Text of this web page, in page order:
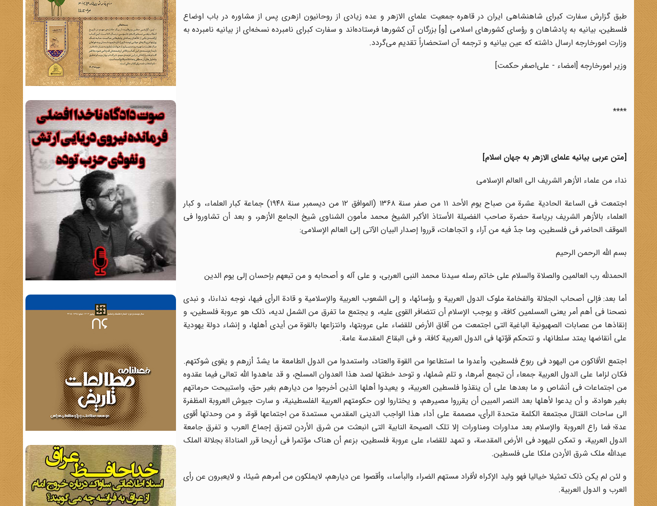
طبق گزارش سفارت کبرای شاهنشاهی ایران در قاهره جمعیت علمای الازهر و عده زیادی از روحانیون ازهری پس از مشاوره در باب اوضاع
فلسطین، بیانیه به پادشاهان و رؤسای کشورهای اسلامی [و] بزرگان آن کشورها فرستاده‌اند و سفارت کبرای نامبرده نسخه‌ای از بیانیه نامبرده به
وزارت امورخارجه ارسال داشته که عین بیانیه و ترجمه آن استحضاراً تقدیم می‌گردد.
وزیر امورخارجه [امضاء - علی‌اصغر حکمت]
****
[متن عربی بیانیه علمای الازهر به جهان اسلام]
نداء من علماء الأزهر الشریف الی العالم الإسلامی
اجتمعت فی الساعة الحادیة عشرة من صباح یوم الأحد ۱۱ من صفر سنة ۱۳۶۸ (الموافق ۱۲ من دیسمبر سنة ۱۹۴۸) جماعة کبار العلماء، و کبار
العلماء بالأزهر الشریف بریاسة حضرة صاحب الفضیلة الأستاذ الأکبر الشیخ محمد مأمون الشناوى شیخ الجامع الأزهر، و بعد أن تشاوروا فی
الموقف الحاضر فی فلسطین، وما جدّ فیه من آراء و اتجاهات، قرروا إصدار البیان الآتى إلى العالم الإسلامی:
بسم الله الرحمن الرحیم
الحمدلله رب العالمین والصلاة والسلام على خاتم رسله سیدنا محمد النبی العربی، و على آله و أصحابه و من تبعهم بإحسان إلى یوم الدین
أما بعد: فإلى أصحاب الجلالة والفخامة ملوک الدول العربیة و رؤسائها، و إلى الشعوب العربیة والإسلامیة و قادة الرأى فیها، نوجه نداءنا، و نبدى
نصحنا فی أهم أمر یعنى المسلمین کافة، و یوجب الإسلام أن تتضافر القوى علیه، و یجتمع ما تفرق من الشمل لدیه، ذلک هو عروبة فلسطین، و
إنقاذها من عصابات الصهیونیة الباغیة التى اجتمعت من آفاق الأرض للقضاء على عروبتها، وانتزاعها بالقوة من أیدى أهلها، و إنشاء دولة یهودیة
على أنقاضها یمتد سلطانها، و تتحکم قوّتها فی الدول العربیة کافة، و فى البقاع المقدسة عامة.
اجتمع الأفاکون من الیهود فی ربوع فلسطین، وأعدوا ما استطاعوا من القوة والعتاد، واستمدوا من الدول الطامعة ما یشدّ أزرهم و یقوى شوکتهم.
فکان لزاما على الدول العربیة جمعاء أن تجمع أمرها، و تلم شملها، و توحد خطتها لصد هذا العدوان المسلح، و قد عاهدوا الله تعالى فیما عقدوه
من اجتماعات فی أنشاص و ما بعدها على أن ینقذوا فلسطین العربیة، و یعیدوا أهلها الذین أخرجوا من دیارهم بغیر حق، واستبیحت حرماتهم
بغیر هوادة، و أن یدعوا لأهلها بعد النصر المبین أن یقرروا مصیرهم، و یختاروا لون حکومتهم العربیة الفلسطینیة، و سارت جیوش العروبة المظفرة
الى ساحات القتال مجتمعة الکلمة متحدة الرأى، مصممة على أداء هذا الواجب الدینى المقدس، مستمدة من اجتماعها قوة، و من وحدتها أقوى
عدة؛ فما راع العروبة والإسلام بعد مداورات ومناورات إلا تلک الصیحة النابیة التى انبعثت من شرق الأردن لتمزق إجماع العرب و تفرق جامعة
الدول العربیة، و تمکن للیهود فى الأرض المقدسة، و تمهد للقضاء على عروبة فلسطین، بزعم أن هناک مؤتمرا فی أریحا قرر المناداة بجلالة الملک
عبدالله ملک شرق الأردن ملکا على فلسطین.
و لئن لم یکن ذلک تمثیلا خیالیا فهو ولید الإکراه لأفراد مستهم الضراء والبأساء، وأقصوا عن دیارهم، لایملکون من أمرهم شیئا، و لایعبرون عن رأى
العرب و الدول العربیة.